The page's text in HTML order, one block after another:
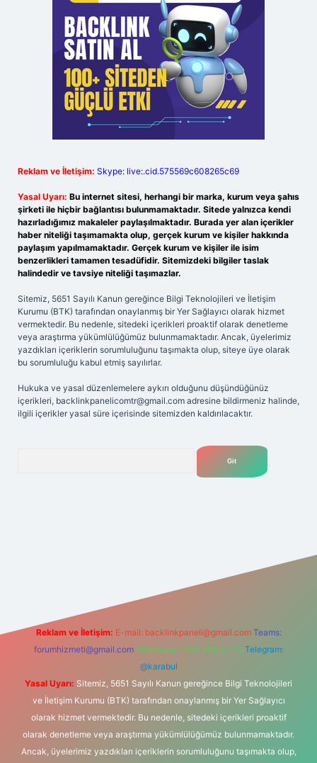
Reklam ve İletişim: Skype: live:.cid.575569c608265c69
Yasal Uyarı: Bu internet sitesi, herhangi bir marka, kurum veya şahıs
şirketi ile hiçbir bağlantısı bulunmamaktadır. Sitede yalnızca kendi
hazırladığımız makaleler paylaşılmaktadır. Burada yer alan içerikler
haber niteliği taşımamakta olup, gerçek kurum ve kişiler hakkında
paylaşım yapılmamaktadır. Gerçek kurum ve kişiler ile isim
benzerlikleri tamamen tesadüfidir. Sitemizdeki bilgiler taslak
halindedir ve tavsiye niteliği taşımazlar.
Sitemiz, 5651 Sayılı Kanun gereğince Bilgi Teknolojileri ve İletişim
Kurumu (BTK) tarafından onaylanmış bir Yer Sağlayıcı olarak hizmet
vermektedir. Bu nedenle, sitedeki içerikleri proaktif olarak denetleme
veya araştırma yükümlülüğümüz bulunmamaktadır. Ancak, üyelerimiz
yazdıkları içeriklerin sorumluluğunu taşımakta olup, siteye üye olarak
bu sorumluluğu kabul etmiş sayılırlar.
Hukuka ve yasal düzenlemelere aykırı olduğunu düşündüğünüz
içerikleri, backlinkpanelicomtr@gmail.com adresine bildirmeniz halinde,
ilgili içerikler yasal süre içerisinde sitemizden kaldırılacaktır.
Reklam ve İletişim: E-mail: backlinkpaneli@gmail.com Teams:
forumhizmeti@gmail.com Whatsapp: 0262 606 0 726 Telegram:
@karabul
Yasal Uyarı: Sitemiz, 5651 Sayılı Kanun gereğince Bilgi Teknolojileri
ve İletişim Kurumu (BTK) tarafından onaylanmış bir Yer Sağlayıcı
olarak hizmet vermektedir. Bu nedenle, sitedeki içerikleri proaktif
olarak denetleme veya araştırma yükümlülüğümüz bulunmamaktadır.
Ancak, üyelerimiz yazdıkları içeriklerin sorumluluğunu taşımakta olup,